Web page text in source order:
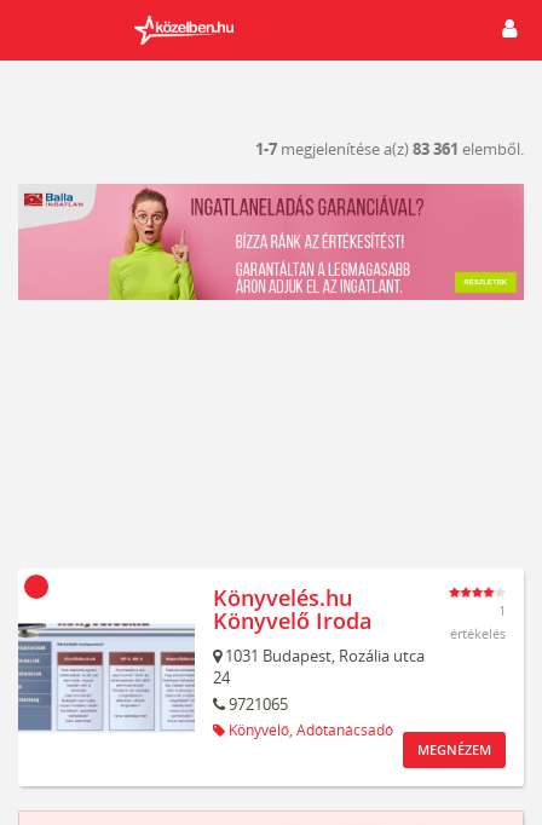
1-7 megjelenítése a(z)83 361 elemből.
Könyvelés.hu
Könyvelő Iroda
1031 Budapest, Rozália utca
24
9721065
Könyvelő, Adótanácsadó
1
értékelés
MEGNÉZEM